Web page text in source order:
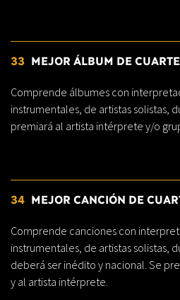
33 MEJOR ÁLBUM DE
Comprende álbumes con
instrumentales, de artistas solistas,
premiará al artista intérprete y/o
34 MEJOR CANCIÓN DE
Comprende canciones con
instrumentales, de artistas solistas,
deberá ser inédito y nacional. Se
y al artista intérprete.